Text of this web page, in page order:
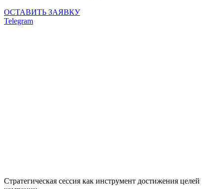
ОСТАВИТЬ ЗАЯВКУ
Telegram
Стратегическая сессия как инструмент достижения целей